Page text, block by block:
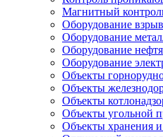
Магнитный
Оборудование
Оборудование
Оборудование
Оборудование
Объекты
Объекты
Объекты
Объекты угольной
Объекты хранения и